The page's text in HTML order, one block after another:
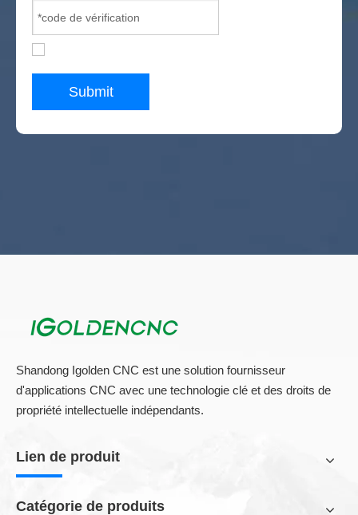
Submit
Shandong Igolden CNC est une solution fournisseur
d'applications CNC avec une technologie clé et des droits de
propriété intellectuelle indépendants.
Lien de produit
Catégorie de produits